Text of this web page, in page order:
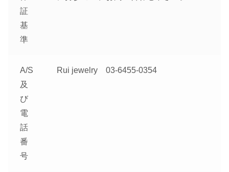
証
基
準
A/S
及
び
電
話
番
号
Rui jewelry 03-6455-0354